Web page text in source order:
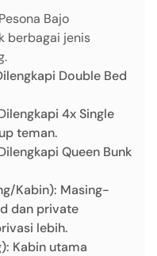
Bajo
berbagai jenis
Double Bed
4x Single
teman.
Queen Bunk
Kabin): Masing-
dan private
lebih.
Kabin utama